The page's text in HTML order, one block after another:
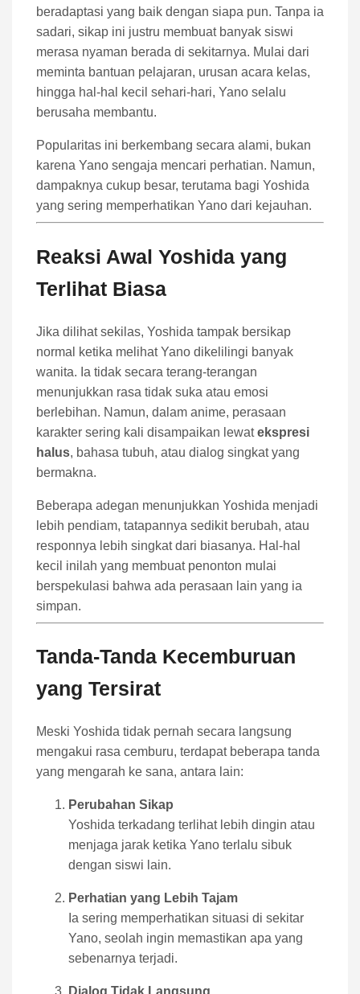
beradaptasi yang baik dengan siapa pun. Tanpa ia
sadari, sikap ini justru membuat banyak siswi
merasa nyaman berada di sekitarnya. Mulai dari
meminta bantuan pelajaran, urusan acara kelas,
hingga hal-hal kecil sehari-hari, Yano selalu
berusaha membantu.
Popularitas ini berkembang secara alami, bukan
karena Yano sengaja mencari perhatian. Namun,
dampaknya cukup besar, terutama bagi Yoshida
yang sering memperhatikan Yano dari kejauhan.
Reaksi Awal Yoshida yang
Terlihat Biasa
Jika dilihat sekilas, Yoshida tampak bersikap
normal ketika melihat Yano dikelilingi banyak
wanita. Ia tidak secara terang-terangan
menunjukkan rasa tidak suka atau emosi
berlebihan. Namun, dalam anime, perasaan
karakter sering kali disampaikan lewatekspresi
halus, bahasa tubuh, atau dialog singkat yang
bermakna.
Beberapa adegan menunjukkan Yoshida menjadi
lebih pendiam, tatapannya sedikit berubah, atau
responnya lebih singkat dari biasanya. Hal-hal
kecil inilah yang membuat penonton mulai
berspekulasi bahwa ada perasaan lain yang ia
simpan.
Tanda-Tanda Kecemburuan
yang Tersirat
Meski Yoshida tidak pernah secara langsung
mengakui rasa cemburu, terdapat beberapa tanda
yang mengarah ke sana, antara lain:
Perubahan Sikap
Yoshida terkadang terlihat lebih dingin atau
menjaga jarak ketika Yano terlalu sibuk
dengan siswi lain.
Perhatian yang Lebih Tajam
Ia sering memperhatikan situasi di sekitar
Yano, seolah ingin memastikan apa yang
sebenarnya terjadi.
Dialog Tidak Langsung